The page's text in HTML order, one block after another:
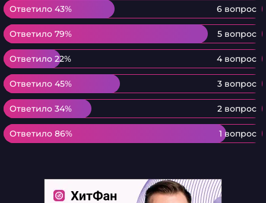
Ответило 43% 6 вопрос
Ответило 43%
Ответило 79% 5 вопрос
Ответило 79%
Ответило 22% 4 вопрос
Ответило 22%
Ответило 45% 3 вопрос
Ответило 45%
Ответило 34% 2 вопрос
Ответило 34%
Ответило 86% 1 вопрос
Ответило 86%